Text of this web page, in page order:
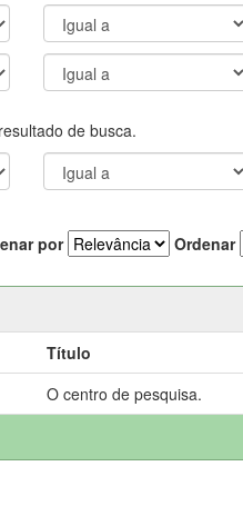
de busca.
por Ordenar
Título
O centro de pesquisa.